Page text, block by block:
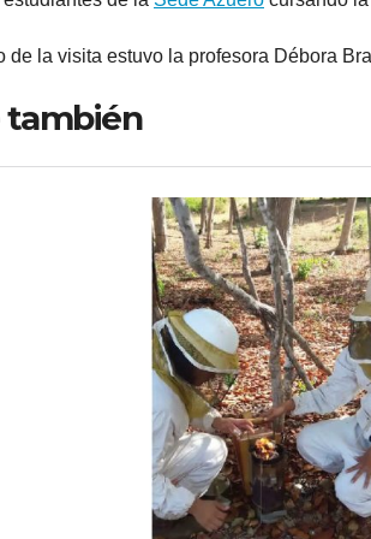
de la visita estuvo la profesora Débora
también